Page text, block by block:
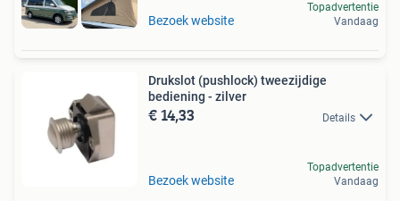
Bezoek website
Topadvertentie
Vandaag
Drukslot (pushlock) tweezijdige
bediening - zilver
€ 14,33 Details
Bezoek website
Topadvertentie
Vandaag